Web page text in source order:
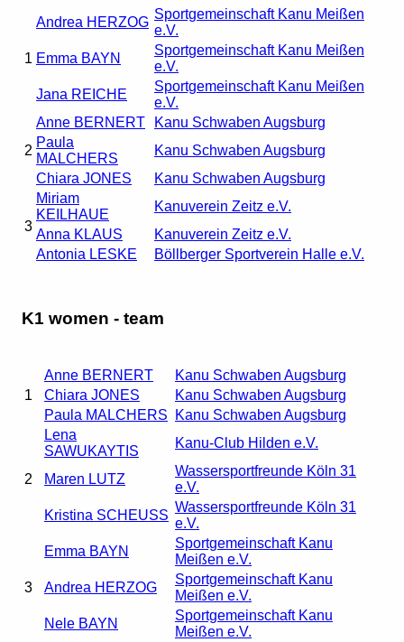
1
Andrea HERZOG
Sportgemeinschaft Kanu Meißen
e.V.
Emma BAYN
Sportgemeinschaft Kanu Meißen
e.V.
Jana REICHE
Sportgemeinschaft Kanu Meißen
e.V.
2
Anne BERNERT
Kanu Schwaben Augsburg
Paula
MALCHERS
Kanu Schwaben Augsburg
Chiara JONES
Kanu Schwaben Augsburg
3
Miriam
KEILHAUE
Kanuverein Zeitz e.V.
Anna KLAUS
Kanuverein Zeitz e.V.
Antonia LESKE
Böllberger Sportverein Halle e.V.
K1 women - team
1
Anne BERNERT
Kanu Schwaben Augsburg
Chiara JONES
Kanu Schwaben Augsburg
Paula MALCHERS
Kanu Schwaben Augsburg
2
Lena
SAWUKAYTIS
Kanu-Club Hilden e.V.
Maren LUTZ
Wassersportfreunde Köln 31
e.V.
Kristina SCHEUSS
Wassersportfreunde Köln 31
e.V.
3
Emma BAYN
Sportgemeinschaft Kanu
Meißen e.V.
Andrea HERZOG
Sportgemeinschaft Kanu
Meißen e.V.
Nele BAYN
Sportgemeinschaft Kanu
Meißen e.V.